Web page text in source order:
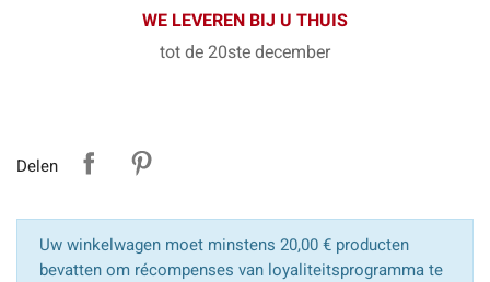
WE LEVEREN BIJ U THUIS
tot de 20ste december
Delen
Uw winkelwagen moet minstens 20,00 € producten
bevatten om récompenses van loyaliteitsprogramma te